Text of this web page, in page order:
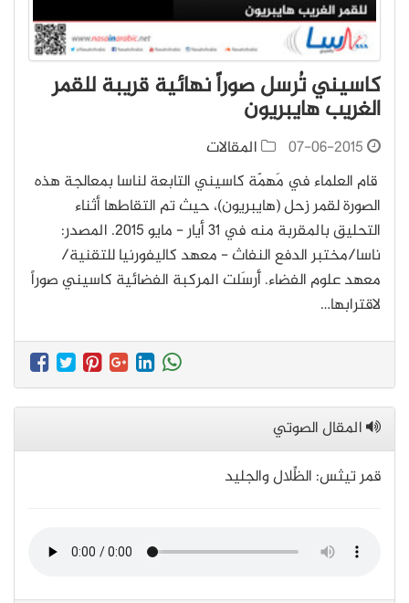
كاسيني تُرسل صوراً نهائية قريبة للقمر
الغريب هايبريون
07-06-2015
المقالات
قام العلماء في مَهمّة كاسيني التابعة لناسا بمعالجة هذه
الصورة لقمر زحل (هايبريون)، حيث تم التقاطها أثناء
التحليق بالمقربة منه في 31 أيار - مايو 2015. المصدر:
ناسا/مختبر الدفع النفاث - معهد كاليفورنيا للتقنية/
معهد علوم الفضاء. أَرسَلت المركبة الفضائية كاسيني صوراً
لاقترابها…
المقال الصوتي
قمر تيثس: الظِّلال والجليد